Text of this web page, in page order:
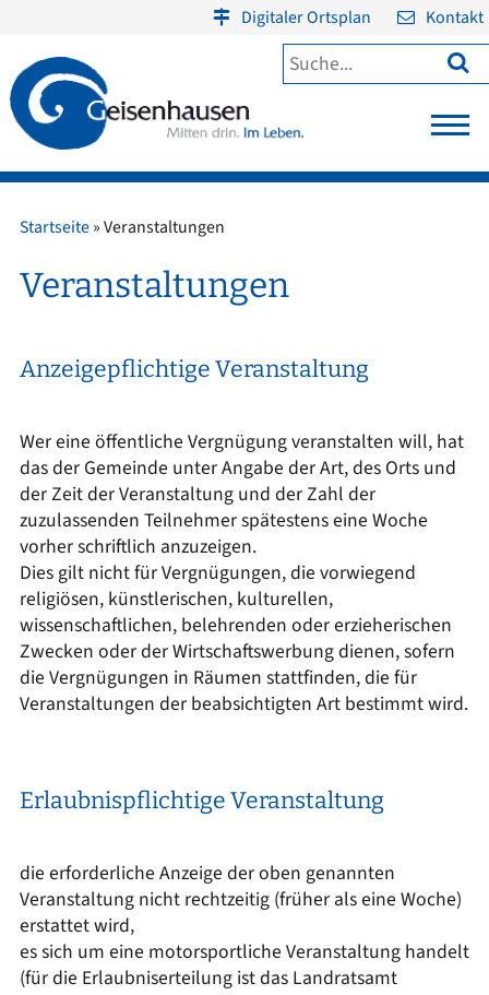
Digitaler Ortsplan Kontakt

Startseite»Veranstaltungen
Veranstaltungen
Anzeigepflichtige Veranstaltung
Wer eine öffentliche Vergnügung veranstalten will, hat
das der Gemeinde unter Angabe der Art, des Orts und
der Zeit der Veranstaltung und der Zahl der
zuzulassenden Teilnehmer spätestens eine Woche
vorher schriftlich anzuzeigen.
Dies gilt nicht für Vergnügungen, die vorwiegend
religiösen, künstlerischen, kulturellen,
wissenschaftlichen, belehrenden oder erzieherischen
Zwecken oder der Wirtschaftswerbung dienen, sofern
die Vergnügungen in Räumen stattfinden, die für
Veranstaltungen der beabsichtigten Art bestimmt wird.
Erlaubnispflichtige Veranstaltung
die erforderliche Anzeige der oben genannten
Veranstaltung nicht rechtzeitig (früher als eine Woche)
erstattet wird,
es sich um eine motorsportliche Veranstaltung handelt
(für die Erlaubniserteilung ist das Landratsamt